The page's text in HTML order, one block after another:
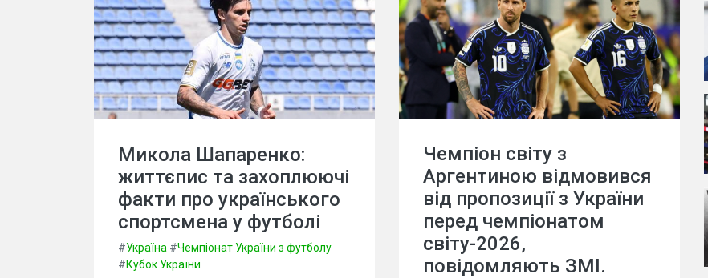
Микола Шапаренко:
життєпис та захоплюючі
факти про українського
спортсмена у футболі
#Україна #Чемпіонат України з футболу
#Кубок України
Чемпіон світу з
Аргентиною відмовився
від пропозиції з України
перед чемпіонатом
світу-2026,
повідомляють ЗМІ.